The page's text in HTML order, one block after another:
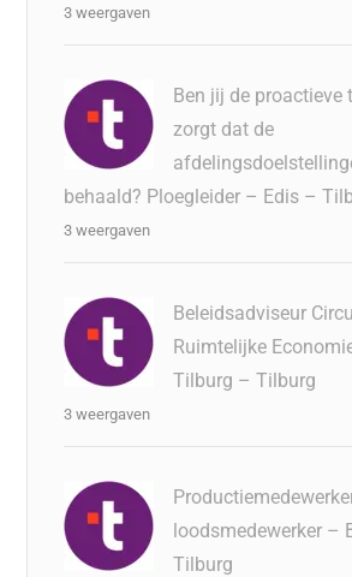
3 weergaven
Ben jij de proactieve
zorgt dat de
behaald? Ploegleider – Edis –
3 weergaven
Beleidsadviseur
Ruimtelijke
Tilburg – Tilburg
3 weergaven
loodsmedewerker –
Tilburg